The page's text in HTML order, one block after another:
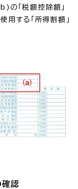
の「税額控除額」
用する「所得割額」
認